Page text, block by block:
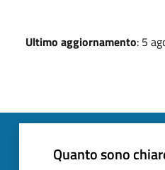
Ultimo aggiornamento: 5
Quanto sono